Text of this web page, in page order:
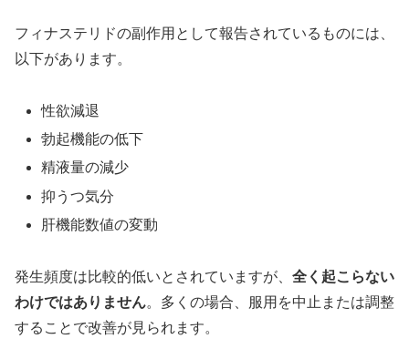
フィナステリドの副作用として報告されているものには、
以下があります。
性欲減退
勃起機能の低下
精液量の減少
抑うつ気分
肝機能数値の変動
発生頻度は比較的低いとされていますが、 全く起こらない
わけではありません。多くの場合、服用を中止または調整
することで改善が見られます。